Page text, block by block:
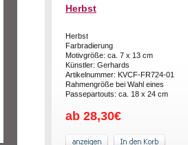
Herbst
Herbst
Farbradierung
Motivgröße: ca. 7 x 13 cm
Künstler: Gerhards
Artikelnummer: KVCF-FR724-01
Rahmengröße bei Wahl eines
Passepartouts: ca. 18 x 24 cm
ab 28,30€